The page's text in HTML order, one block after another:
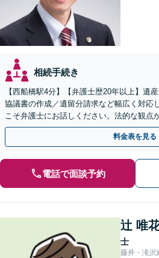
相続手続き
【西船橋駅4分】【弁護士歴20年以上】遺
協議書の作成／遺留分請求など幅広く対応
こそ弁護士にお話しください。法的な観点
決へ尽力いたします【土日相談可能】
料金表を見る
電話で面談予約
辻 唯
士
藤井・滝沢